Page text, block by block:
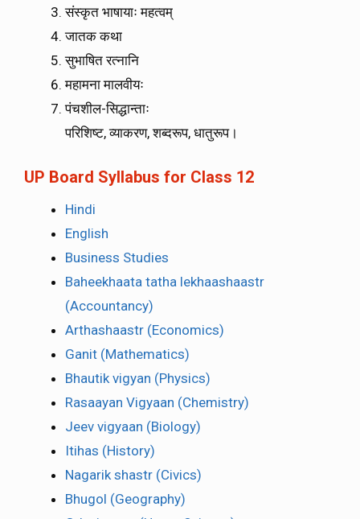
संस्कृत भाषायाः महत्वम्
जातक कथा
सुभाषित रत्नानि
महामना मालवीयः
पंचशील-सिद्धान्ताः
परिशिष्ट, व्याकरण, शब्दरूप, धातुरूप।
UP Board Syllabus for Class 12
Hindi
English
Business Studies
Baheekhaata tatha lekhaashaastr
(Accountancy)
Arthashaastr (Economics)
Ganit (Mathematics)
Bhautik vigyan (Physics)
Rasaayan Vigyaan (Chemistry)
Jeev vigyaan (Biology)
Itihas (History)
Nagarik shastr (Civics)
Bhugol (Geography)